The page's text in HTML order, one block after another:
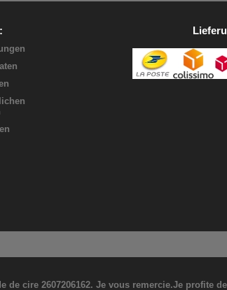
de cire 2607206162. Je vous remercie.Je